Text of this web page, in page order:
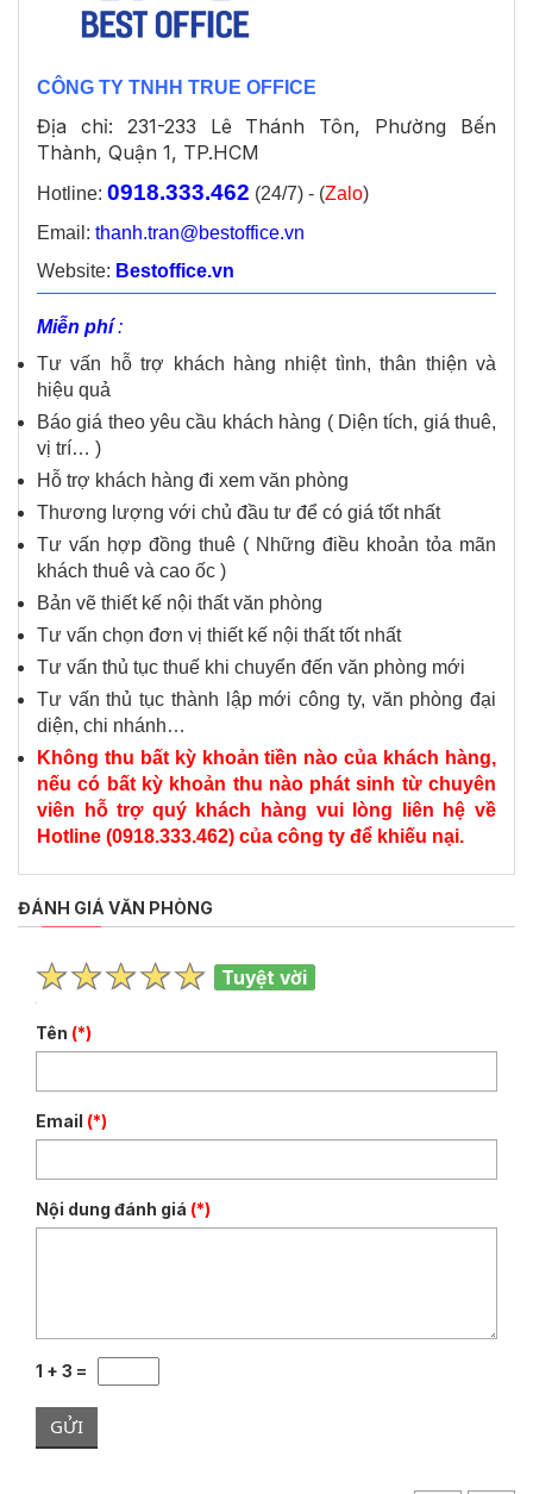
CÔNG TY TNHH TRUE OFFICE
Địa chỉ: 231-233 Lê Thánh Tôn, Phường Bến
Thành, Quận 1, TP.HCM
Hotline: 0918.333.462 (24/7) - (Zalo)
Email: thanh.tran@bestoffice.vn
Website: Bestoffice.vn
Miễn phí:
Tư vấn hỗ trợ khách hàng nhiệt tình, thân thiện và
hiệu quả
Báo giá theo yêu cầu khách hàng ( Diện tích, giá thuê,
vị trí… )
Hỗ trợ khách hàng đi xem văn phòng
Thương lượng với chủ đầu tư để có giá tốt nhất
Tư vấn hợp đồng thuê ( Những điều khoản tỏa mãn
khách thuê và cao ốc )
Bản vẽ thiết kế nội thất văn phòng
Tư vấn chọn đơn vị thiết kế nội thất tốt nhất
Tư vấn thủ tục thuế khi chuyển đến văn phòng mới
Tư vấn thủ tục thành lập mới công ty, văn phòng đại
diện, chi nhánh…
Không thu bất kỳ khoản tiền nào của khách hàng,
nếu có bất kỳ khoản thu nào phát sinh từ chuyên
viên hỗ trợ quý khách hàng vui lòng liên hệ về
Hotline (0918.333.462) của công ty để khiếu nại.
ĐÁNH GIÁ VĂN PHÒNG
Tuyệt vời
Tên (*)
Email (*)
Nội dung đánh giá (*)
1 + 3 =
GỬI